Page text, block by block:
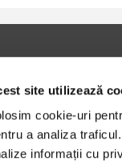
site utilizează
cookie-uri
a analiza
informații cu
cărți